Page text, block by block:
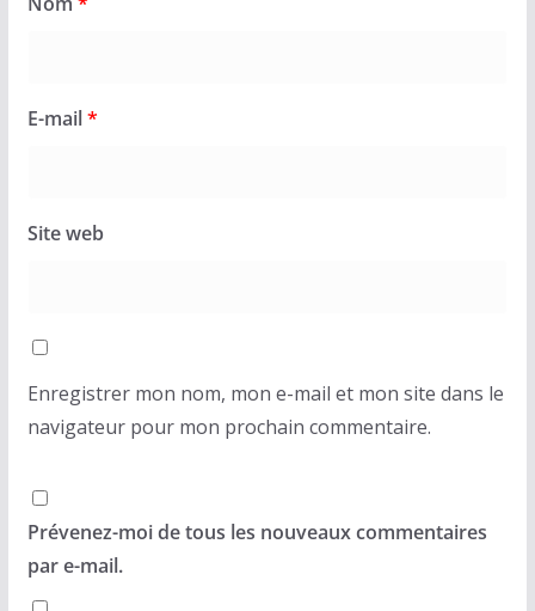
E-mail*
Site web
Enregistrer mon nom, mon e-mail et mon site dans le
navigateur pour mon prochain commentaire.
Prévenez-moi de tous les nouveaux commentaires
par e-mail.